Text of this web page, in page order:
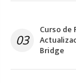
03
Curso de
Bridge